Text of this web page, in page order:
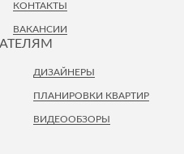
ПЛАНИРОВКИ КВАРТИР
ВИДЕООБЗОРЫ
ДИЗАЙНЕРЫ
КОНТАКТЫ
ВАКАНСИИ